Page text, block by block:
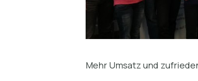
Mehr Umsatz und